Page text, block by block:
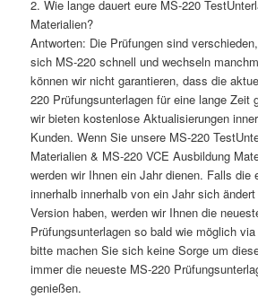
2. Wie lange dauert eure MS-220
Materialien?
Antworten: Die Prüfungen sind
sich MS-220 schnell und wechseln
können wir nicht garantieren, dass die
220 Prüfungsunterlagen für eine lange Zeit
wir bieten kostenlose Aktualisierungen
Kunden. Wenn Sie unsere MS-220
Materialien & MS-220 VCE Ausbildung
werden wir Ihnen ein Jahr dienen. Falls die
innerhalb innerhalb von ein Jahr sich
Version haben, werden wir Ihnen die
Prüfungsunterlagen so bald wie möglich
bitte machen Sie sich keine Sorge um
immer die neueste MS-220
genießen.